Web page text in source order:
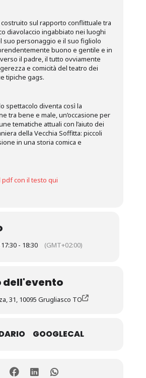
sul rapporto conflittuale tra
diavolaccio ingabbiato nei luoghi
suo personaggio e il suo figliolo
buono e gentile e in
il padre, il tutto ovviamente
e comicità del teatro dei
tipiche gags.
spettacolo diventa così la
tra bene e male, un’occasione per
tematiche attuali con l’aiuto dei
della Vecchia Soffitta: piccoli
in una storia comica e
pdf con il testo qui
- 18:30 (GMT+02:00)
dell'evento
31, 10095 Grugliasco TO
GOOGLECAL